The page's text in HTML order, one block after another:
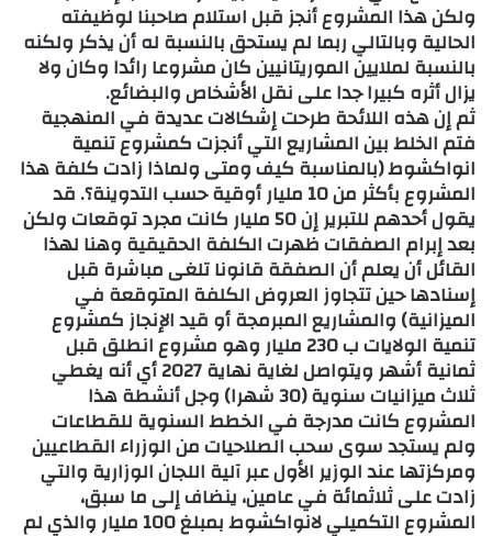
ولكن هذا المشروع أنجز قبل استلام صاحبنا لوظيفته
الحالية وبالتالي ربما لم يستحق بالنسبة له أن يذكر ولكنه
بالنسبة لملايين الموريتانيين كان مشروعا رائدا وكان ولا
يزال أثره كبيرا جدا على نقل الأشخاص والبضائع.
ثم إن هذه اللائحة طرحت إشكالات عديدة في المنهجية
فتم الخلط بين المشاريع التي أنجزت كمشروع تنمية
انواكشوط (بالمناسبة كيف ومتى ولماذا زادت كلفة هذا
المشروع بأكثر من 10 مليار أوقية حسب التدوينة؟. قد
يقول أحدهم للتبرير إن 50 مليار كانت مجرد توقعات ولكن
بعد إبرام الصفقات ظهرت الكلفة الحقيقية وهنا لهذا
القائل أن يعلم أن الصفقة قانونا تلغى مباشرة قبل
إسنادها حين تتجاوز العروض الكلفة المتوقعة في
الميزانية) والمشاريع المبرمجة أو قيد الإنجاز كمشروع
تنمية الولايات ب 230 مليار وهو مشروع انطلق قبل
ثمانية أشهر ويتواصل لغاية نهاية 2027 أي أنه يغطي
ثلاث ميزانيات سنوية (30 شهرا) وجل أنشطة هذا
المشروع كانت مدرجة في الخطط السنوية للقطاعات
ولم يستجد سوى سحب الصلاحيات من الوزراء القطاعيين
ومركزتها عند الوزير الأول عبر آلية اللجان الوزارية والتي
زادت على ثلاثمائة في عامين، ينضاف إلى ما سبق،
المشروع التكميلي لانواكشوط بمبلغ 100 مليار والذي لم